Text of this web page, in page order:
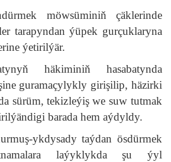
möwsüminiň çäklerinde
tarapyndan ýüpek gurçuklaryna
ýetirilýär.
häkiminiň hasabatynda
guramaçylykly girişilip, häzirki
sürüm, tekizleýiş we suw tutmak
barada hem aýdyldy.
ykdysady taýdan ösdürmek
laýyklykda şu ýyl